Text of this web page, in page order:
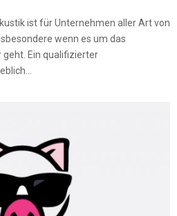
ist für Unternehmen aller Art von
wenn es um das
Ein qualifizierter